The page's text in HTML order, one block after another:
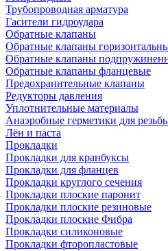
Трубопроводная арматура
Гасители гидроудара
Обратные клапаны
Обратные клапаны
Обратные клапаны
Обратные клапаны фланцевые
Предохранительные клапаны
Редукторы давления
Уплотнительные материалы
Анаэробные герметики для
Лён и паста
Прокладки
Прокладки для кранбуксы
Прокладки для фланцев
Прокладки круглого сечения
Прокладки плоские паронит
Прокладки плоские резиновые
Прокладки плоские Фибра
Прокладки силиконовые
Прокладки фторопластовые